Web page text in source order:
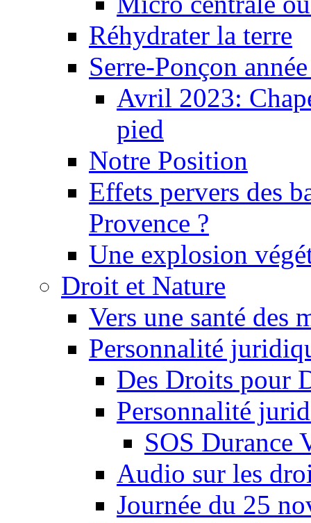
Réhydrater la terre
Serre-Ponçon
Avril 2023:
pied
Notre Position
Effets pervers des
Provence ?
Une explosion
Droit et Nature
Vers une santé des
Personnalité
Des Droits pour
Personnalité
SOS Durance
Audio sur les
Journée du 25